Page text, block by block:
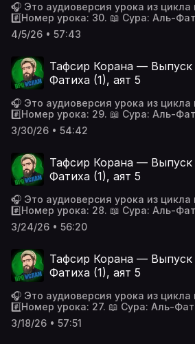
🎧 Это аудиоверсия урока из
#️⃣Номер урока: 30. 📖 Сура: Аль-
4/5/26 • 57:43
Тафсир Корана —
Фатиха (1), аят 5
🎧 Это аудиоверсия урока из
#️⃣Номер урока: 29. 📖 Сура: Аль-
3/30/26 • 54:42
Тафсир Корана —
Фатиха (1), аят 5
🎧 Это аудиоверсия урока из
#️⃣Номер урока: 28. 📖 Сура: Аль-
3/24/26 • 56:20
Тафсир Корана —
Фатиха (1), аят 5
🎧 Это аудиоверсия урока из
#️⃣Номер урока: 27. 📖 Сура: Аль-
3/18/26 • 57:51